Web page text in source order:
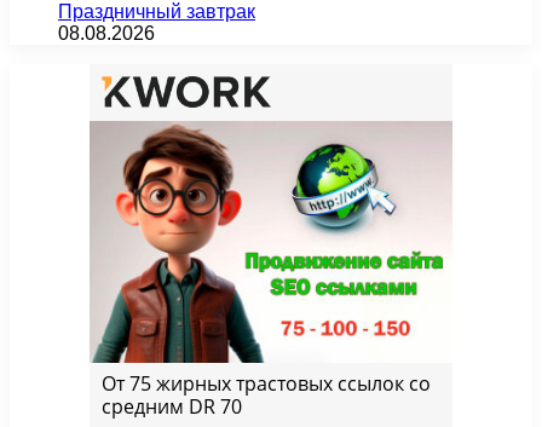
Праздничный завтрак
08.08.2026